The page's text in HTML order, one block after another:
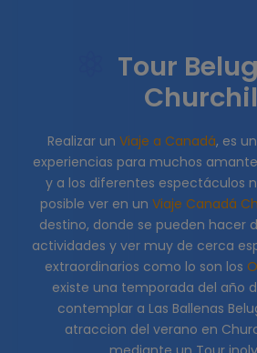
Tour
Realizar un Viaje a Canadá, es
experiencias para muchos
y a los diferentes espectáculos
posible ver en un Viaje Canadá
destino, donde se pueden hacer
actividades y ver muy de cerca
extraordinarios como lo son los
existe una temporada del año
contemplar a Las Ballenas
atraccion del verano en